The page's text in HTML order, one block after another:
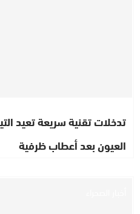
تدخلات تقنية سريعة تعيد
العيون بعد أعطاب ظرفية